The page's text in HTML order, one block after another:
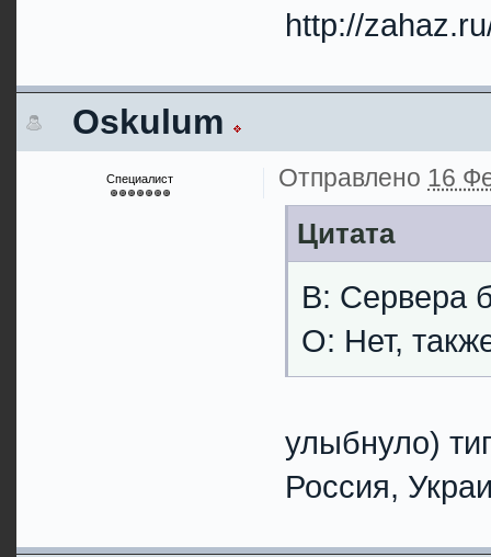
http://
Oskulum
Специалист Отправлено 16
Цитата
В: Сервера
О: Нет,
улыбнуло)
Россия,